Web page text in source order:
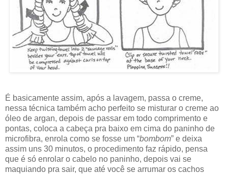
É basicamente assim, após a lavagem, passa o creme,
nessa técnica também acho perfeito se misturar o creme ao
óleo de argan, depois de passar em todo comprimento e
pontas, coloca a cabeça pra baixo em cima do paninho de
microfibra, enrola como se fosse um “bombom” e deixa
assim uns 30 minutos, o procedimento faz rápido, pensa
que é só enrolar o cabelo no paninho, depois vai se
maquiando pra sair, que até você se arrumar os cachos